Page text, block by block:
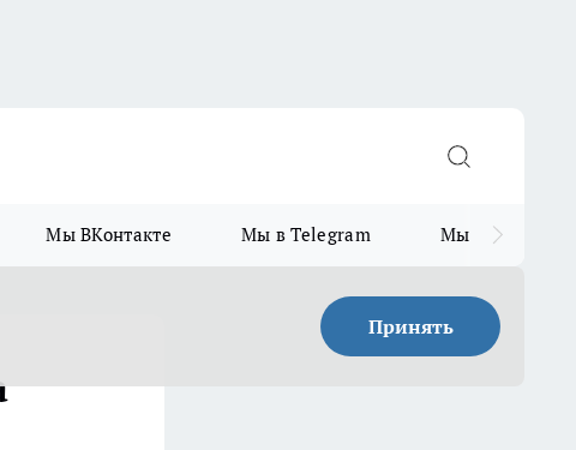
Мы ВКонтакте Мы в Telegram Мы в MAX
Принять